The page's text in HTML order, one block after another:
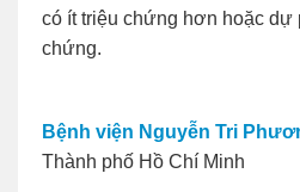
có ít triệu chứng hơn hoặc dự
chứng.
Bệnh viện Nguyễn Tri
Thành phố Hồ Chí Minh